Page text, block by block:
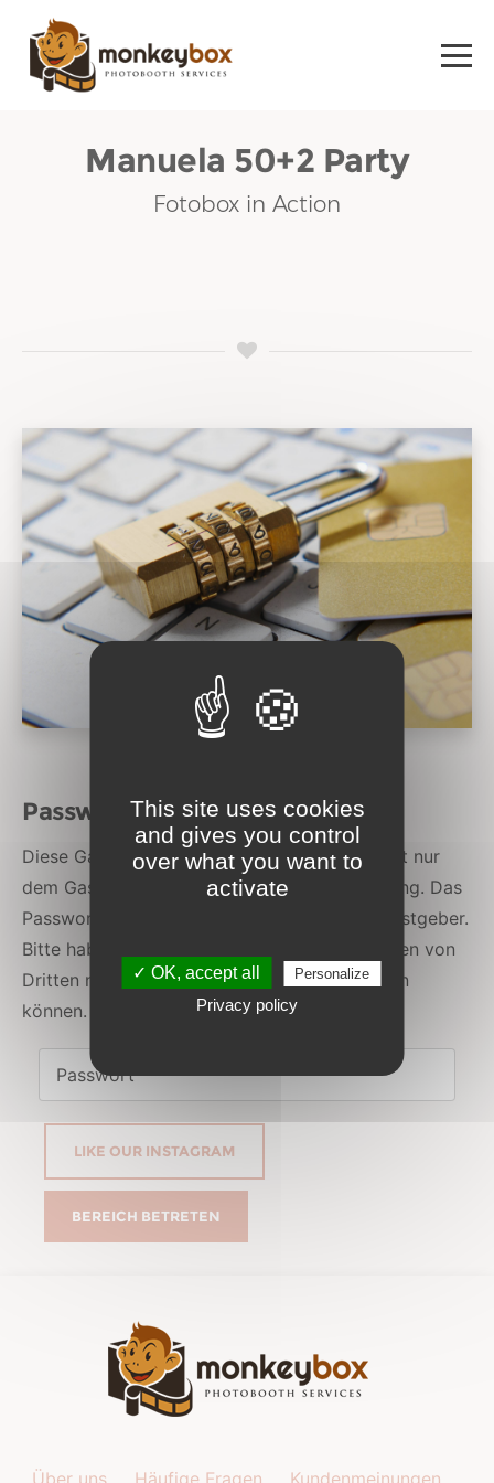
Manuela 50+2 Party
Fotobox in Action
Passwortgeschützter Bereich
Diese Galerie ist passwortgeschützt und steht nur
dem Gastgeber bzw. den Gästen zur Verfügung. Das
Passwort dazu gibt es ausschließlich vom Gastgeber.
Bitte habe Verständnis dafür, dass wir Anfragen von
Dritten nach dem Passwort nicht beantworten
können.
LIKE OUR INSTAGRAM
This site uses cookies
and gives you control
over what you want to
activate
✓ OK, accept all Personalize
Privacy policy